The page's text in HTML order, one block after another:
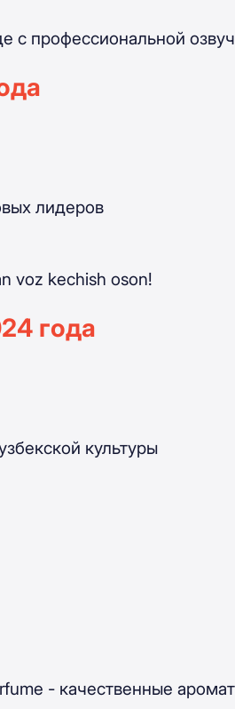
с профессиональной
лидеров
voz kechish oson!
года
культуры
- качественные